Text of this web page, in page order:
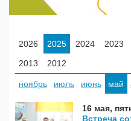
2026 2025 2024 2023
2013
2012
ноябрь июль июнь май
16 мая,
Встреча